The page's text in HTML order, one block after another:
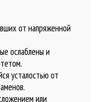
от напряженной
ослаблены и
усталостью от
или